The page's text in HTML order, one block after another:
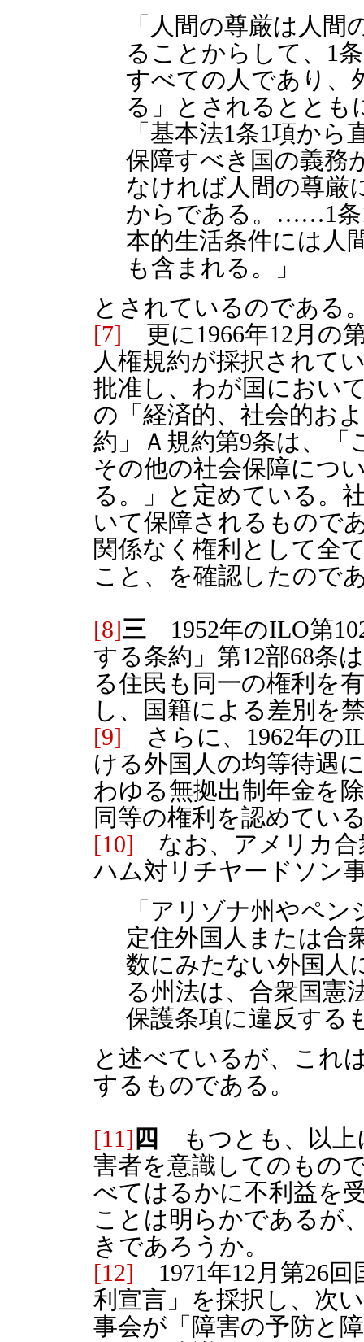
「人間の尊厳は人
ることからして、1
すべての人であり、
る」とされるととも
「基本法1条1項か
保障すべき国の義務
なければ人間の尊厳
からである。……1条
本的生活条件には人
も含まれる。」
とされているのである
[7] 更に1966年12月の
人権規約が採択されて
批准し、わが国におい
の「経済的、社会的お
約」Ａ規約第9条は、「
その他の社会保障につ
る。」と定めている。
いて保障されるもので
関係なく権利として全
こと、を確認したので
[8]三 1952年のILO第
する条約」第12部68条
る住民も同一の権利を
し、国籍による差別を
[9] さらに、1962年の
ける外国人の均等待遇
わゆる無拠出制年金を
同等の権利を認めてい
[10] なお、アメリカ合
ハム対リチヤードソン
「アリゾナ州やペ
定住外国人または合
数にみたない外国人
る州法は、合衆国憲
保護条項に違反する
と述べているが、これ
するものである。
[11] 四
もつとも、以上
害者を意識してのもの
べてはるかに不利益を
ことは明らかであるが
きであろうか。
[12] 1971年12月第26回
利宣言」を採択し、次
事会が「障害の予防と